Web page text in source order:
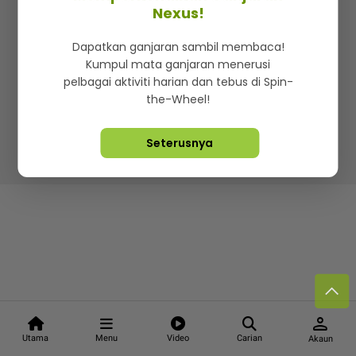
Utama Menu Video Carian
person
Akaun
Iklan di SMG360
Terma & Syarat Dasar Privasi
Lebih hot, viral dan sensasi
Hakcipta Terpelihara ©2026. Star Media Group Berhad
Nexus!
Dapatkan ganjaran sambil membaca!
Kumpul mata ganjaran menerusi
pelbagai aktiviti harian dan tebus di Spin-
the-Wheel!
Seterusnya